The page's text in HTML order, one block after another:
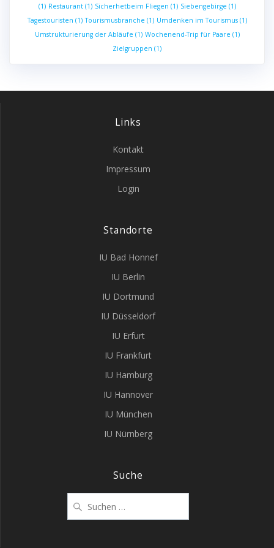
(1) Restaurant(1) Sicherhetbeim Fliegen (1) Siebengebirge (1)
Tagestouristen (1) Tourismusbranche (1) Umdenken im Tourismus(1)
Umstrukturierung der Abläufe (1) Wochenend-Trip für Paare (1)
Zielgruppen (1)
Links
Kontakt
Impressum
Login
Standorte
IU Bad Honnef
IU Berlin
IU Dortmund
IU Düsseldorf
IU Erfurt
IU Frankfurt
IU Hamburg
IU Hannover
IU München
IU Nürnberg
Suche
nach: